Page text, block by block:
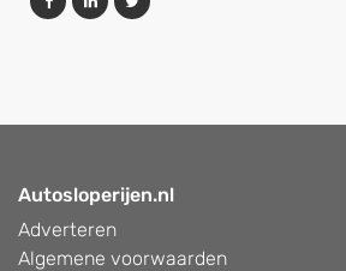
Autosloperijen.nl
Adverteren
Algemene voorwaarden